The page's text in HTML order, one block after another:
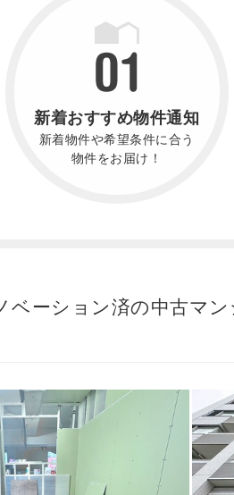
新着おすすめ物件通知
新着物件や希望条件に合う
物件をお届け！
ベーション済の中古マ